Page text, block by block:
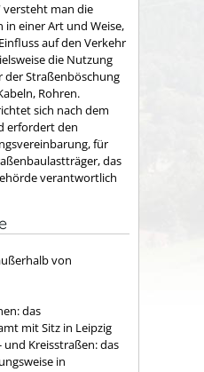
versteht man die
in einer Art und Weise,
auf den Verkehr
die Nutzung
der Straßenböschung
Rohren.
sich nach dem
erfordert den
für
das
verantwortlich
von
das
mit Sitz in Leipzig
und Kreisstraßen: das
in